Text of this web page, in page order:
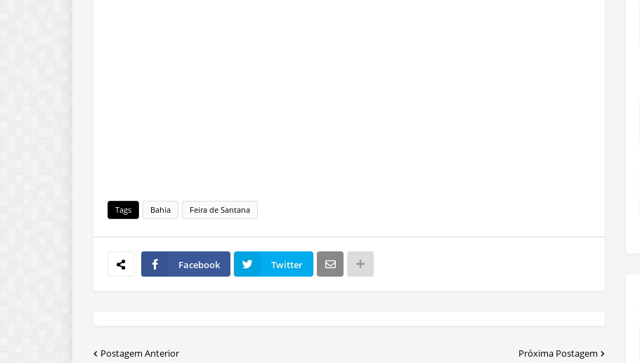
Tags Bahia Feira de Santana
Facebook Twitter
Postagem Anterior Próxima Postagem